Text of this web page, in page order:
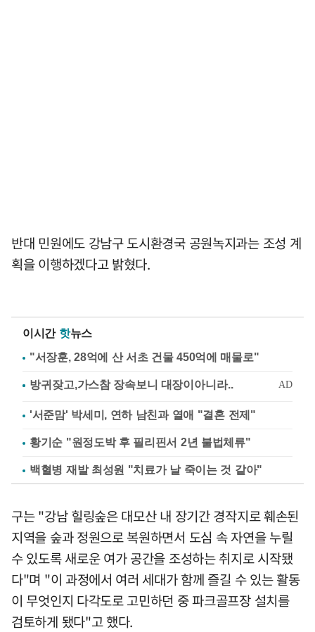
반대 민원에도 강남구 도시환경국 공원녹지과는 조성 계
획을 이행하겠다고 밝혔다.
이시간 핫뉴스
"서장훈, 28억에 산 서초 건물 450억에 매물로"
'서준맘' 박세미, 연하 남친과 열애 "결혼 전제"
황기순 "원정도박 후 필리핀서 2년 불법체류"
백혈병 재발 최성원 "치료가 날 죽이는 것 같아"
구는 "강남 힐링숲은 대모산 내 장기간 경작지로 훼손된
지역을 숲과 정원으로 복원하면서 도심 속 자연을 누릴
수 있도록 새로운 여가 공간을 조성하는 취지로 시작됐
다"며 "이 과정에서 여러 세대가 함께 즐길 수 있는 활동
이 무엇인지 다각도로 고민하던 중 파크골프장 설치를
검토하게 됐다"고 했다.